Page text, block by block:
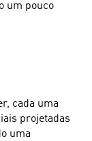
um pouco
cada uma
projetadas
uma